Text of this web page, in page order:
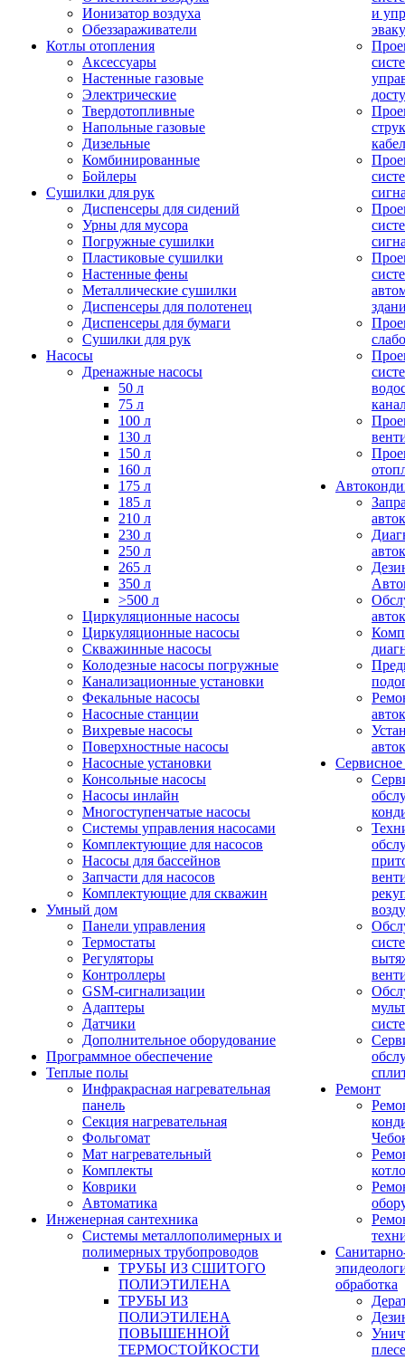
Ионизатор воздуха
Обеззараживатели
Котлы отопления
Аксессуары
Настенные газовые
Электрические
Твердотопливные
Напольные газовые
Дизельные
Комбинированные
Бойлеры
Сушилки для рук
Диспенсеры для сидений
Урны для мусора
Погружные сушилки
Пластиковые сушилки
Настенные фены
Металлические сушилки
Диспенсеры для полотенец
Диспенсеры для бумаги
Сушилки для рук
Насосы
Дренажные насосы
50 л
75 л
100 л
130 л
150 л
160 л
175 л
185 л
210 л
230 л
250 л
265 л
350 л
>500 л
Циркуляционные насосы
Циркуляционные насосы
Скважинные насосы
Колодезные насосы погружные
Канализационные установки
Фекальные насосы
Насосные станции
Вихревые насосы
Поверхностные насосы
Насосные установки
Консольные насосы
Насосы инлайн
Многоступенчатые насосы
Системы управления насосами
Комплектующие для насосов
Насосы для бассейнов
Запчасти для насосов
Комплектующие для скважин
Умный дом
Панели управления
Термостаты
Регуляторы
Контроллеры
GSM-сигнализации
Адаптеры
Датчики
Дополнительное оборудование
Программное обеспечение
Теплые полы
Инфракрасная нагревательная
панель
Секция нагревательная
Фольгомат
Мат нагревательный
Комплекты
Коврики
Автоматика
Инженерная сантехника
Системы металлополимерных и
полимерных трубопроводов
ТРУБЫ ИЗ СШИТОГО
ПОЛИЭТИЛЕНА
ТРУБЫ ИЗ
ПОЛИЭТИЛЕНА
ПОВЫШЕННОЙ
ТЕРМОСТОЙКОСТИ
и
Ремонт
обработка